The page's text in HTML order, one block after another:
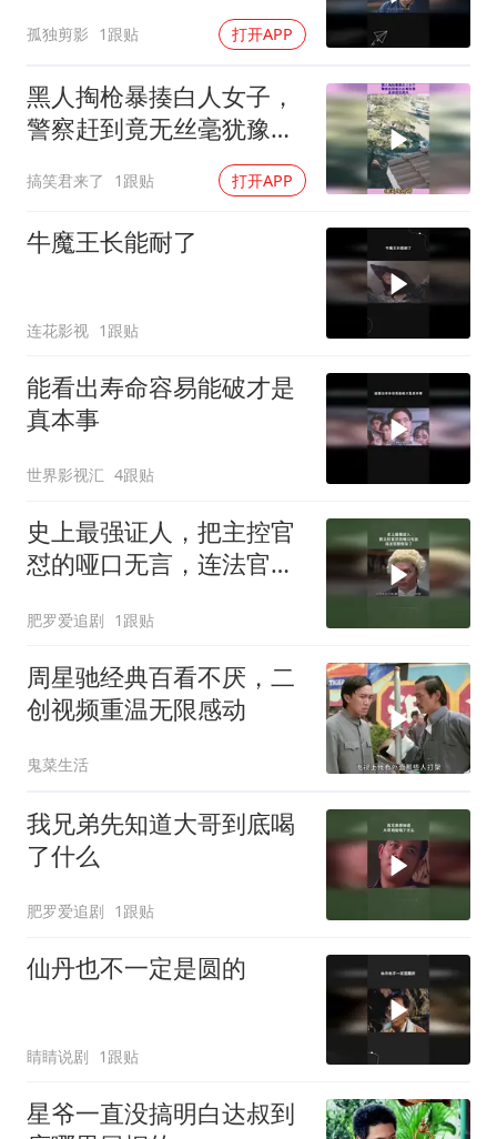
孤独剪影 1跟贴 打开APP
黑人掏枪暴揍白人女子，
警察赶到竟无丝毫犹豫，
搞笑君来了 1跟贴 打开APP
牛魔王长能耐了
连花影视 1跟贴
能看出寿命容易能破才是
真本事
世界影视汇 4跟贴
史上最强证人，把主控官
怼的哑口无言，连法官都
肥罗爱追剧 1跟贴
周星驰经典百看不厌，二
创视频重温无限感动
鬼菜生活
我兄弟先知道大哥到底喝
了什么
肥罗爱追剧 1跟贴
仙丹也不一定是圆的
睛睛说剧 1跟贴
星爷一直没搞明白达叔到